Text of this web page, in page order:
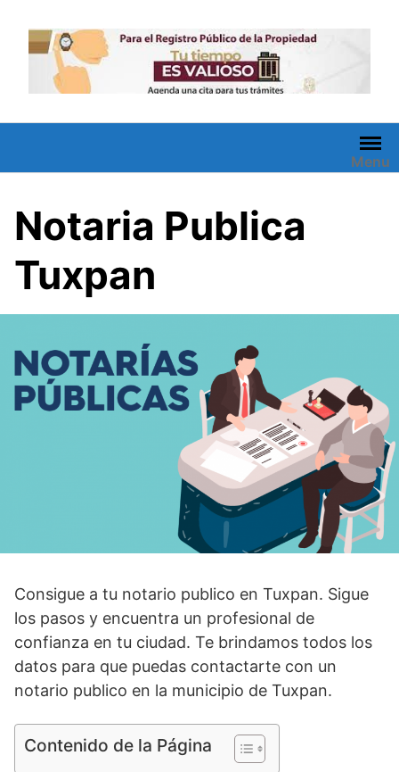
contenido
Menu
Notaria Publica
Tuxpan
Consigue a tu notario publico en Tuxpan. Sigue
los pasos y encuentra un profesional de
confianza en tu ciudad. Te brindamos todos los
datos para que puedas contactarte con un
notario publico en la municipio de Tuxpan.
Contenido de la Página